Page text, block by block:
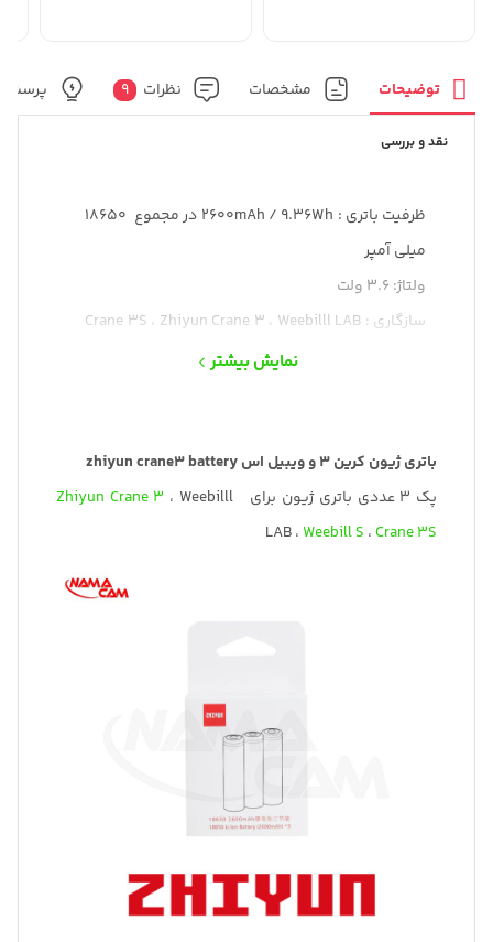
توضیحات مشخصات نظرات 9 پرسش
نقد و بررسی
ظرفیت باتری : 2600mAh / 9.36Wh در مجموع 18650
میلی آمپر
ولتاژ: 3.6 ولت
سازگاری : Crane 3S ، Zhiyun Crane 3 ، Weebilll LAB
نمایش بیشتر
باتری ژیون کرین 3 و ویبیل اس zhiyun crane3 battery
پک 3 عددی باتری ژیون برای
Zhiyun Crane 3 ، Weebilll
LAB ،Weebill S ،Crane 3S